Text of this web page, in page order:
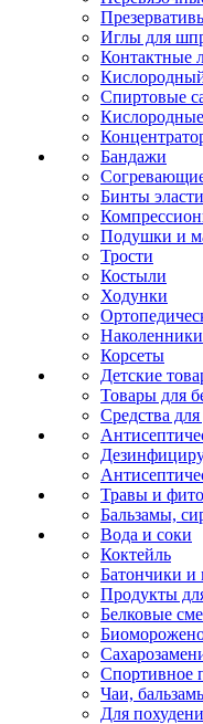
Иглы для
Контактные
Спиртовые
Бандажи
Бинты
Подушки и
Трости
Костыли
Ходунки
Наколенники
Корсеты
Детские
Товары для
Средства
Травы и
Бальзамы,
Вода и соки
Коктейль
Батончики и
Продукты
Белковые
Спортивное
Чаи,
Для